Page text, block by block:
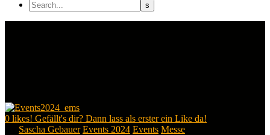
0 likes! Gefällt's dir? Dann lass als erster ein Like da!
Sascha Gebauer Events 2024 Events Messe